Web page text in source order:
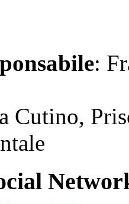
:
Cutino,